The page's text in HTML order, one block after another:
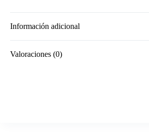
Información adicional
Valoraciones (0)